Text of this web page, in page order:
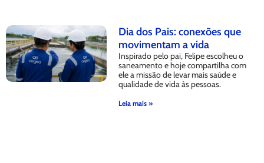
Dia dos Pais: conexões que
movimentam a vida
Inspirado pelo pai, Felipe escolheu o
saneamento e hoje compartilha com
ele a missão de levar mais saúde e
qualidade de vida às pessoas.
Leia mais »